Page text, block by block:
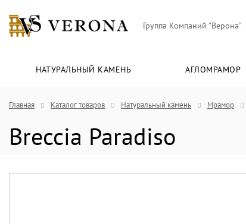
Группа Компаний "Верона"
НАТУРАЛЬНЫЙ КАМЕНЬ АГЛОМРАМОР
Главная Каталог товаров Натуральный камень Мрамор
Breccia Paradiso